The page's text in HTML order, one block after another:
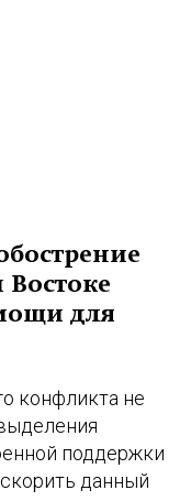
для
конфликта не
поддержки
данный